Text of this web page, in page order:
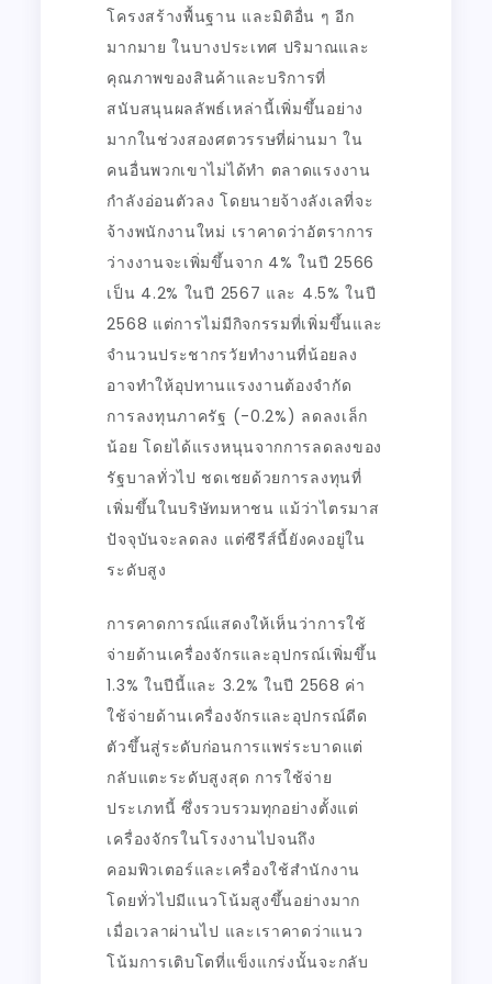
โครงสร้างพื้นฐาน และมิติอื่น ๆ อีก
มากมาย ในบางประเทศ ปริมาณและ
คุณภาพของสินค้าและบริการที่
สนับสนุนผลลัพธ์เหล่านี้เพิ่มขึ้นอย่าง
มากในช่วงสองศตวรรษที่ผ่านมา ใน
คนอื่นพวกเขาไม่ได้ทำ ตลาดแรงงาน
กำลังอ่อนตัวลง โดยนายจ้างลังเลที่จะ
จ้างพนักงานใหม่ เราคาดว่าอัตราการ
ว่างงานจะเพิ่มขึ้นจาก 4% ในปี 2566
เป็น 4.2% ในปี 2567 และ 4.5% ในปี
2568 แต่การไม่มีกิจกรรมที่เพิ่มขึ้นและ
จำนวนประชากรวัยทำงานที่น้อยลง
อาจทำให้อุปทานแรงงานต้องจำกัด
การลงทุนภาครัฐ (-0.2%) ลดลงเล็ก
น้อย โดยได้แรงหนุนจากการลดลงของ
รัฐบาลทั่วไป ชดเชยด้วยการลงทุนที่
เพิ่มขึ้นในบริษัทมหาชน แม้ว่าไตรมาส
ปัจจุบันจะลดลง แต่ซีรีส์นี้ยังคงอยู่ใน
ระดับสูง
การคาดการณ์แสดงให้เห็นว่าการใช้
จ่ายด้านเครื่องจักรและอุปกรณ์เพิ่มขึ้น
1.3% ในปีนี้และ 3.2% ในปี 2568 ค่า
ใช้จ่ายด้านเครื่องจักรและอุปกรณ์ดีด
ตัวขึ้นสู่ระดับก่อนการแพร่ระบาดแต่
กลับแตะระดับสูงสุด การใช้จ่าย
ประเภทนี้ ซึ่งรวบรวมทุกอย่างตั้งแต่
เครื่องจักรในโรงงานไปจนถึง
คอมพิวเตอร์และเครื่องใช้สำนักงาน
โดยทั่วไปมีแนวโน้มสูงขึ้นอย่างมาก
เมื่อเวลาผ่านไป และเราคาดว่าแนว
โน้มการเติบโตที่แข็งแกร่งนั้นจะกลับ